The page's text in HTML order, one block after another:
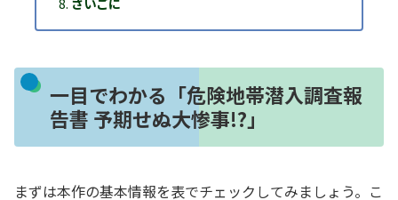
一目でわかる「危険地帯潜入調査報
告書 予期せぬ大惨事!?」
まずは本作の基本情報を表でチェックしてみましょう。こ